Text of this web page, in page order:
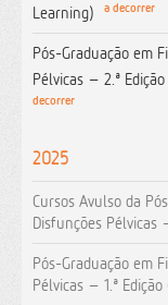
Learning)
a decorrer
Pós-Graduação em
Pélvicas – 2.ª
decorrer
2025
Cursos Avulso da
Disfunções Pélvicas
Pós-Graduação em
Pélvicas – 1.ª